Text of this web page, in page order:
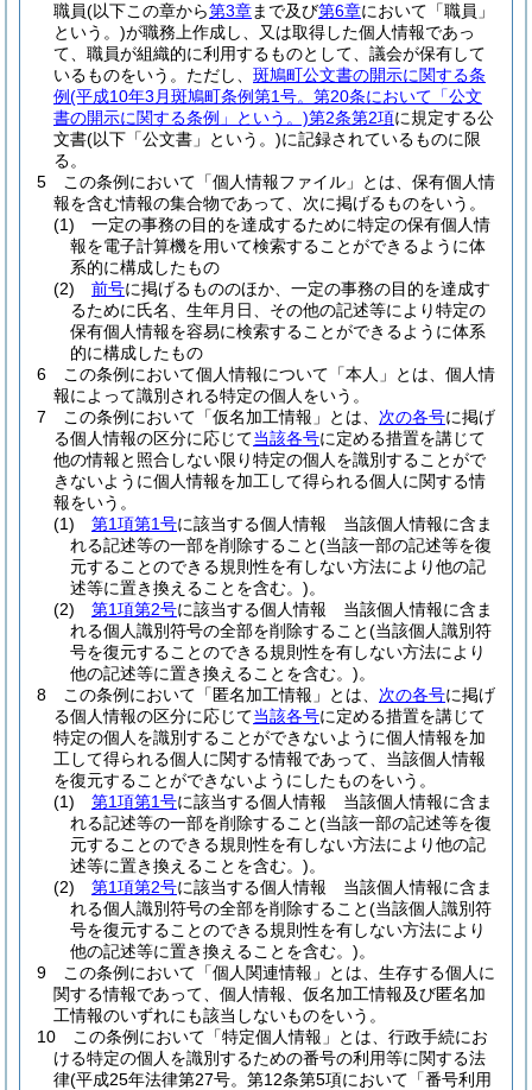
職員(以下この章から第3章まで及び第6章において「職員」
という。)が職務上作成し、又は取得した個人情報であっ
て、職員が組織的に利用するものとして、議会が保有して
いるものをいう。 ただし、 斑鳩町公文書の開示に関する条
例(平成10年3月斑鳩町条例第1号。第20条において「公文
書の開示に関する条例」という。)第2条第2項に規定する公
文書(以下「公文書」という。)に記録されているものに限
る。
5
この条例において「個人情報ファイル」とは、保有個人情
報を含む情報の集合物であって、次に掲げるものをいう。
(1)
一定の事務の目的を達成するために特定の保有個人情
報を電子計算機を用いて検索することができるように体
系的に構成したもの
(2)
前号に掲げるもののほか、一定の事務の目的を達成す
るために氏名、生年月日、その他の記述等により特定の
保有個人情報を容易に検索することができるように体系
的に構成したもの
6
この条例において個人情報について「本人」とは、個人情
報によって識別される特定の個人をいう。
7
この条例において「仮名加工情報」とは、 次の各号に掲げ
る個人情報の区分に応じて当該各号に定める措置を講じて
他の情報と照合しない限り特定の個人を識別することがで
きないように個人情報を加工して得られる個人に関する情
報をいう。
(1)
第1項第1号に該当する個人情報 当該個人情報に含ま
れる記述等の一部を削除すること(当該一部の記述等を復
元することのできる規則性を有しない方法により他の記
述等に置き換えることを含む。)。
(2)
第1項第2号に該当する個人情報 当該個人情報に含ま
れる個人識別符号の全部を削除すること(当該個人識別符
号を復元することのできる規則性を有しない方法により
他の記述等に置き換えることを含む。)。
8
この条例において「匿名加工情報」とは、 次の各号に掲げ
る個人情報の区分に応じて当該各号に定める措置を講じて
特定の個人を識別することができないように個人情報を加
工して得られる個人に関する情報であって、当該個人情報
を復元することができないようにしたものをいう。
(1)
第1項第1号に該当する個人情報 当該個人情報に含ま
れる記述等の一部を削除すること(当該一部の記述等を復
元することのできる規則性を有しない方法により他の記
述等に置き換えることを含む。)。
(2)
第1項第2号に該当する個人情報 当該個人情報に含ま
れる個人識別符号の全部を削除すること(当該個人識別符
号を復元することのできる規則性を有しない方法により
他の記述等に置き換えることを含む。)。
9
この条例において「個人関連情報」とは、生存する個人に
関する情報であって、個人情報、仮名加工情報及び匿名加
工情報のいずれにも該当しないものをいう。
10
この条例において「特定個人情報」とは、行政手続にお
ける特定の個人を識別するための番号の利用等に関する法
律(平成25年法律第27号。第12条第5項において「番号利用